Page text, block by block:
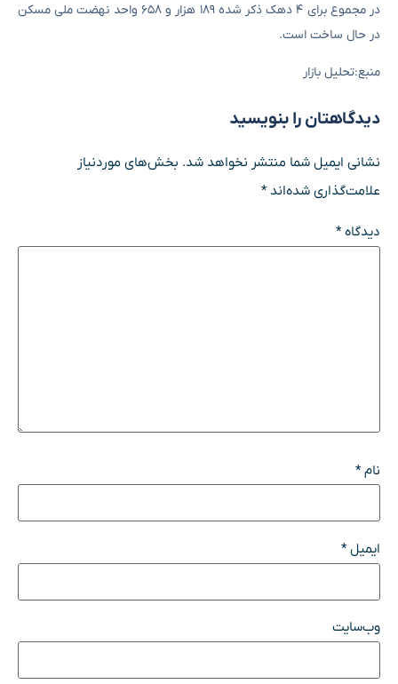
در مجموع برای ۴ دهک ذکر شده ۱۸۹ هزار و ۶۵۸ واحد نهضت ملی مسکن
در حال ساخت است.
منبع:تحلیل بازار
دیدگاهتان را بنویسید
نشانی ایمیل شما منتشر نخواهد شد. بخش‌های موردنیاز
علامت‌گذاری شده‌اند*
دیدگاه*
نام*
ایمیل*
وب‌سایت